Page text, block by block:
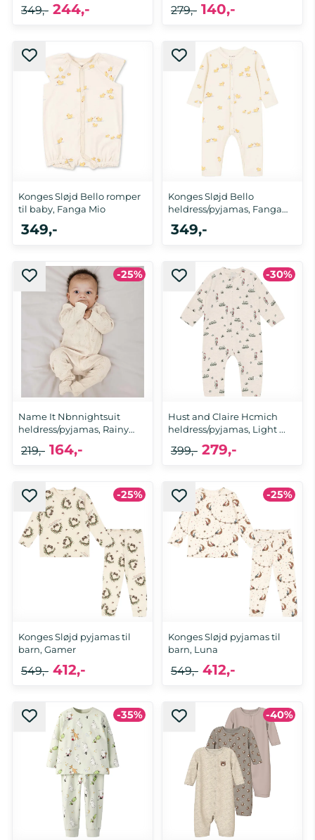
100
244,-
349,-
50, 56, 62
140,-
279,-
Konges Sløjd Bello romper
til baby, Fanga Mio
12 mnd, 0-1 mnd, 3 mnd, 6 mnd,
9 mnd, 18 mnd
349,-
Konges Sløjd Bello
heldress/pyjamas, Fanga
Mio
12 mnd, 3 mnd, 6 mnd, 9 mnd, 18
mnd
349,-
-25%
Name It Nbnnightsuit
heldress/pyjamas, Rainy
98, 104
164,-
219,-
-30%
Hust and Claire Hcmich
heldress/pyjamas, Light ...
62, 80
279,-
399,-
-25%
Konges Sløjd pyjamas til
barn, Gamer
5-6 år, 7-8 år, 9-10 år
412,-
549,-
-25%
Konges Sløjd pyjamas til
barn, Luna
2 år, 3 år, 4 år, 5-6 år, 7-8 år, 9-10
år
412,-
549,-
-35% -40%